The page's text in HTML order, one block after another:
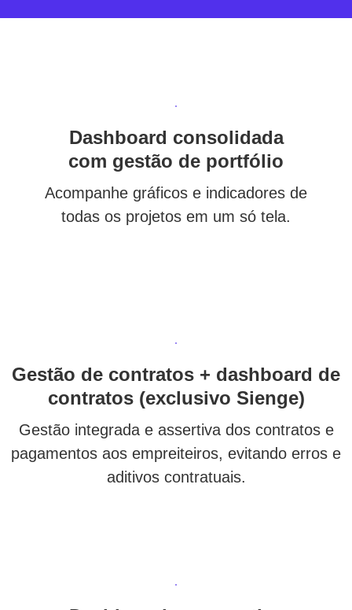
Dashboard consolidada
com gestão de portfólio
Acompanhe gráficos e indicadores de
todas os projetos em um só tela.
Gestão de contratos + dashboard de
contratos (exclusivo Sienge)
Gestão integrada e assertiva dos contratos e
pagamentos aos empreiteiros, evitando erros e
aditivos contratuais.